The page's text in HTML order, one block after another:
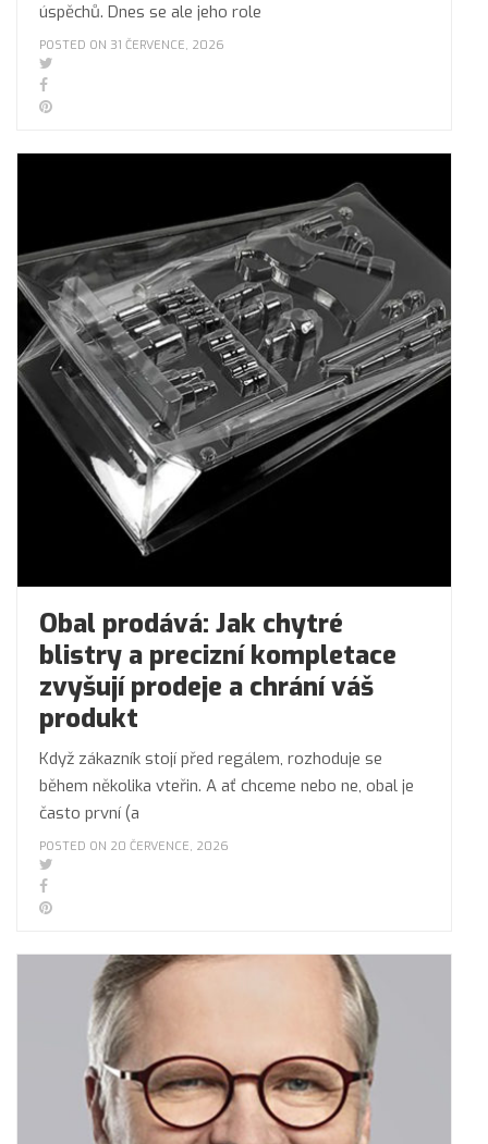
úspěchů. Dnes se ale jeho role
POSTED ON 31 ČERVENCE, 2026
Obal prodává: Jak chytré
blistry a precizní kompletace
zvyšují prodeje a chrání váš
produkt
Když zákazník stojí před regálem, rozhoduje se
během několika vteřin. A ať chceme nebo ne, obal je
často první (a
POSTED ON 20 ČERVENCE, 2026